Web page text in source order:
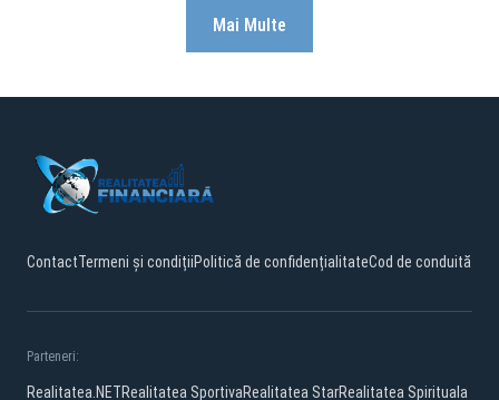
Mai Multe
ContactTermeni și condițiiPolitică de confidențialitateCod de conduită
Parteneri:
Realitatea.NETRealitatea SportivaRealitatea StarRealitatea Spirituala